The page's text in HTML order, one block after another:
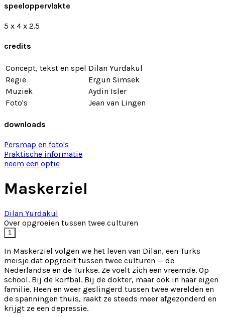
speeloppervlakte
5 x 4 x 2.5
credits
Concept, tekst en spel Dilan Yurdakul
Regie
Ergun Simsek
Muziek
Aydin Isler
Foto's
Jean van Lingen
downloads
Persmap en foto's
Praktische informatie
neem een optie
Maskerziel
Dilan Yurdakul
Over opgroeien tussen twee culturen
1
In Maskerziel volgen we het leven van Dilan, een Turks
meisje dat opgroeit tussen twee culturen — de
Nederlandse en de Turkse. Ze voelt zich een vreemde. Op
school. Bij de korfbal. Bij de dokter, maar ook in haar eigen
familie. Heen en weer geslingerd tussen twee werelden en
de spanningen thuis, raakt ze steeds meer afgezonderd en
krijgt ze een depressie.